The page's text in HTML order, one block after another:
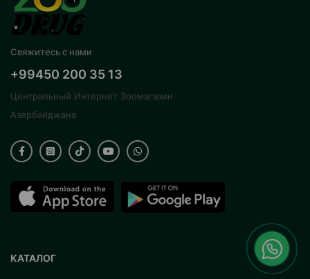
Свяжитесь с нами
+99450 200 35 13
Центральный Интернет Зоомагазин
Азербайджана
КАТАЛОГ